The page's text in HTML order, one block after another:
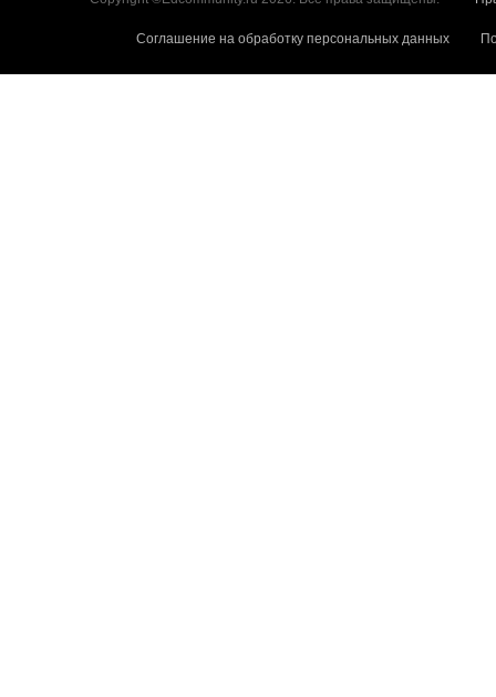
Соглашение на обработку персональных данных